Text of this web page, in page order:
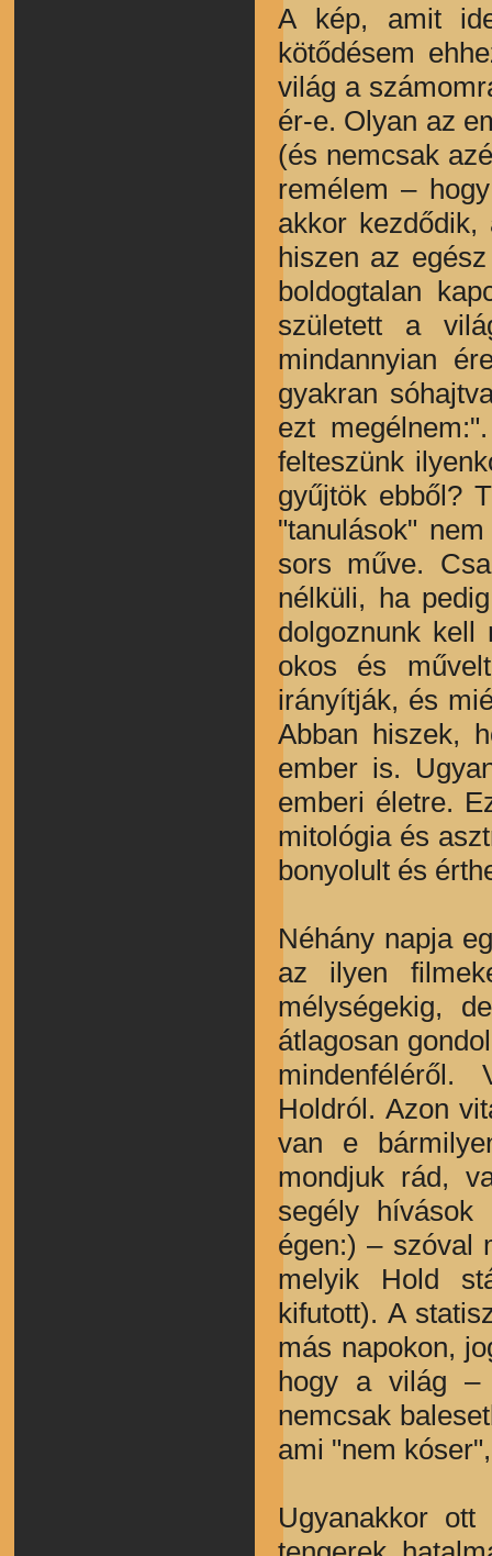
A kép, amit
kötődésem
világ a
ér-e. Olyan az
(és nemcsak
remélem –
akkor kezdődik,
hiszen az
boldogtalan
született a
mindannyian
gyakran
ezt
felteszünk
gyűjtök ebből?
"tanulások"
sors műve.
nélküli, ha
dolgoznunk
okos és
irányítják, és
Abban hiszek,
ember is.
emberi életre.
mitológia és
bonyolult és
Néhány napja
az ilyen
mélységekig,
átlagosan
mindenféléről.
Holdról. Azon
van e
mondjuk rád,
segély hívások
égen:) – szóval
melyik Hold
kifutott). A
más napokon,
hogy a világ –
nemcsak
ami "nem
Ugyanakkor